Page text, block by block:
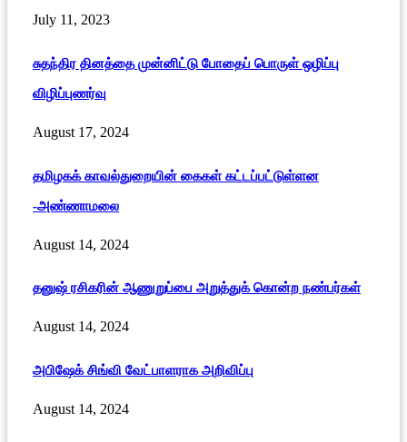
July 11, 2023
சுதந்திர தினத்தை முன்னிட்டு போதைப் பொருள் ஒழிப்பு
விழிப்புணர்வு
August 17, 2024
தமிழகக் காவல்துறையின் கைகள் கட்டப்பட்டுள்ளன
-அண்ணாமலை
August 14, 2024
தனுஷ் ரசிகரின் ஆணுறுப்பை அறுத்துக் கொன்ற நண்பர்கள்
August 14, 2024
அபிஷேக் சிங்வி வேட்பாளராக அறிவிப்பு
August 14, 2024